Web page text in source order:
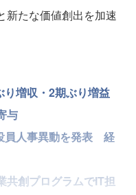
新たな価値創出を加速
り増収・2期ぶり増益
与
員人事異動を発表 経
共創プログラムでIT担